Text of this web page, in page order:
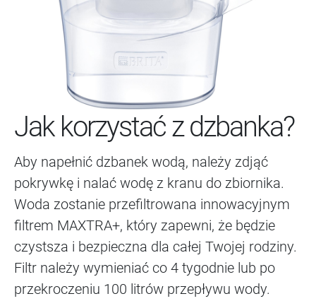
Jak korzystać z dzbanka?
Aby napełnić dzbanek wodą, należy zdjąć
pokrywkę i nalać wodę z kranu do zbiornika.
Woda zostanie przefiltrowana innowacyjnym
filtrem MAXTRA+, który zapewni, że będzie
czystsza i bezpieczna dla całej Twojej rodziny.
Filtr należy wymieniać co 4 tygodnie lub po
przekroczeniu 100 litrów przepływu wody.